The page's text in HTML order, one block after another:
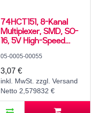
74HCT151, 8-Kanal
Multiplexer, SMD, SO-
16, 5V High-Speed
05-0005-00055
3,07 €
inkl. MwSt. zzgl. Versand
Netto 2,579832 €